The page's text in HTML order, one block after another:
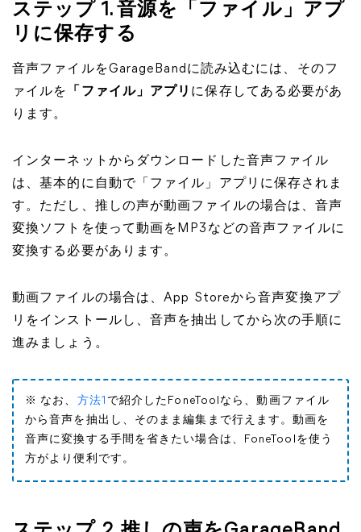
ステップ 1. 音源を「ファイル」アプ
リに保存する
音声ファイルをGarageBandに読み込むには、そのフ
ァイルを
「ファイル」アプリ に保存してある必要があ
ります。
インターネットからダウンロードした音声ファイル
は、基本的に自動で「ファイル」アプリに保存されま
す。ただし、推しの声が動画ファイルの場合は、音声
変換ソフトを使って動画をMP3などの音声ファイルに
変換する必要があります。
動画ファイルの場合は、App Storeから音声変換アプ
リをインストールし、音声を抽出してから次の手順に
進みましょう。
※ なお、 方法1 で紹介したFoneToolなら、動画ファイル
から音声を抽出し、そのまま編集まで行えます。動画を
音声に変換する手間を省きたい場合は、FoneToolを使う
方がより便利です。